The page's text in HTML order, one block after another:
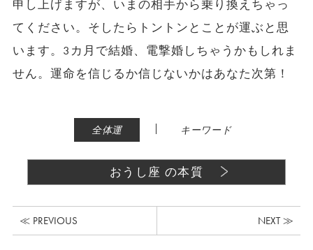
申し上げますが、いまの相手から乗り換えちゃっ
てください。そしたらトントンとことが運ぶと思
います。3カ月で結婚、電撃婚しちゃうかもしれま
せん。運命を信じるか信じないかはあなた次第！
全体運 | キーワード
おうし座 の本質
≪ PREVIOUS NEXT ≫